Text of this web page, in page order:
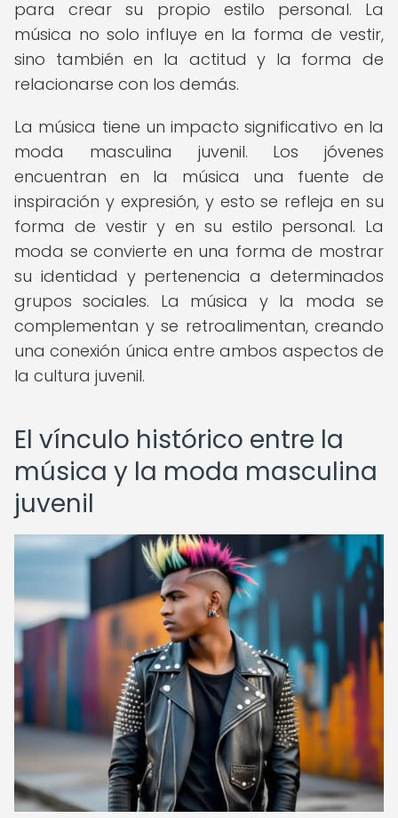
para crear su propio estilo personal. La
música no solo influye en la forma de vestir,
sino también en la actitud y la forma de
relacionarse con los demás.
La música tiene un impacto significativo en la
moda masculina juvenil. Los jóvenes
encuentran en la música una fuente de
inspiración y expresión, y esto se refleja en su
forma de vestir y en su estilo personal. La
moda se convierte en una forma de mostrar
su identidad y pertenencia a determinados
grupos sociales. La música y la moda se
complementan y se retroalimentan, creando
una conexión única entre ambos aspectos de
la cultura juvenil.
El vínculo histórico entre la
música y la moda masculina
juvenil